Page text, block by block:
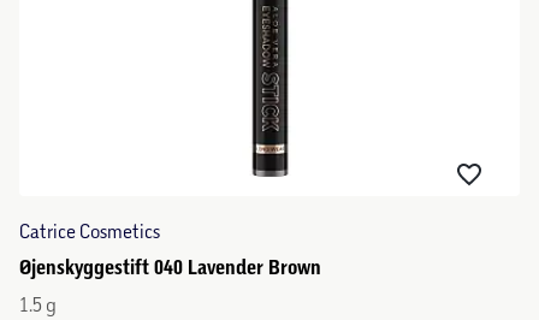
Catrice Cosmetics
Øjenskyggestift 040 Lavender Brown
1.5 g